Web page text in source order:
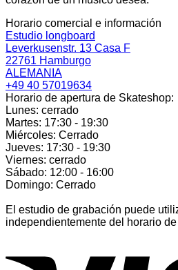
Horario comercial e información
Estudio longboard
Leverkusenstr. 13 Casa F
22761 Hamburgo
ALEMANIA
+49 40 57019634
Horario de apertura de Skateshop:
Lunes: cerrado
Martes: 17:30 - 19:30
Miércoles: Cerrado
Jueves: 17:30 - 19:30
Viernes: cerrado
Sábado: 12:00 - 16:00
Domingo: Cerrado
El estudio de grabación puede
independientemente del horario